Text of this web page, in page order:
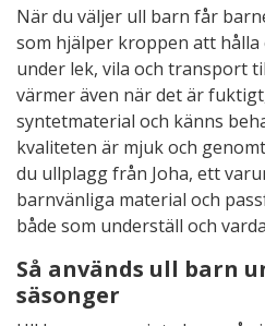
När du väljer ull barn får
som hjälper kroppen att
under lek, vila och transport
värmer även när det är
syntetmaterial och känns
kvaliteten är mjuk och
du ullplagg från Joha, ett
barnvänliga material och
både som underställ och
Så används ull barn
säsonger